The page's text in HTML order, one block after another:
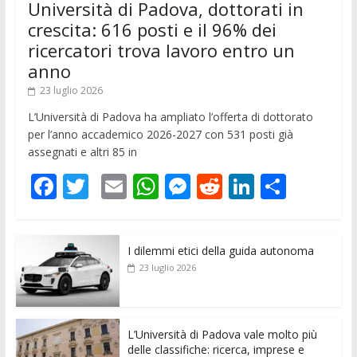
Università di Padova, dottorati in
crescita: 616 posti e il 96% dei
ricercatori trova lavoro entro un
anno
23 luglio 2026
L’Università di Padova ha ampliato l’offerta di dottorato
per l’anno accademico 2026-2027 con 531 posti già
assegnati e altri 85 in
F
e
b
o
o
k
T
itt
er
E
ai
l
W
s
p
M
ss
e
er
R
di
Li
e
C
di
I dilemmi etici della guida autonoma
23 luglio 2026
L’Università di Padova vale molto più
delle classifiche: ricerca, imprese e